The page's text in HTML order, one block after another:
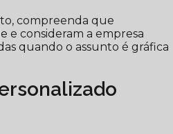
compreenda que
e consideram a empresa
quando o assunto é gráfica